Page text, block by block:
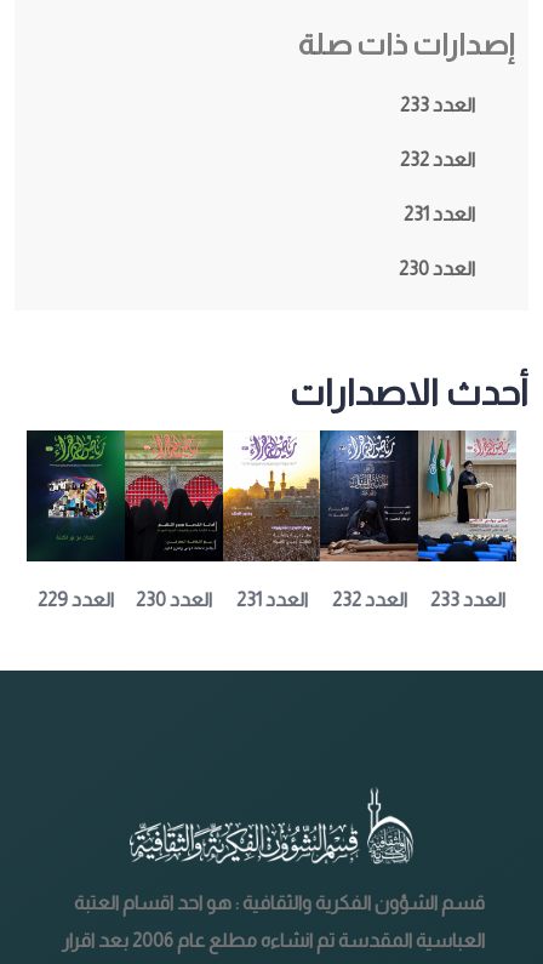
إصدارات ذات صلة
العدد 233
العدد 232
العدد 231
العدد 230
أحدث الاصدارات
العدد 233 العدد 232 العدد 231 العدد 230 العدد 229
قسم الشؤون الفكرية والثقافية : هو احد اقسام العتبة
العباسية المقدسة تم انشاءه مطلع عام 2006 بعد اقرار